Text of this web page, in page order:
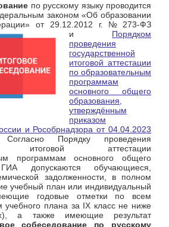
по русскому языку проводится
законом «Об образовании
от 29.12.2012 г. № 273-ФЗ
и Порядком
проведения
государственной
итоговой аттестации
по образовательным
программам
основного общего
образования,
утверждённым
приказом
и Рособрнадзора от 04.04.2023
Порядку проведения
итоговой аттестации
программам основного общего
допускаются обучающиеся,
задолженности, в полном
учебный план или индивидуальный
годовые отметки по всем
плана за IX класс не ниже
а также имеющие результат
собеседование по русскому